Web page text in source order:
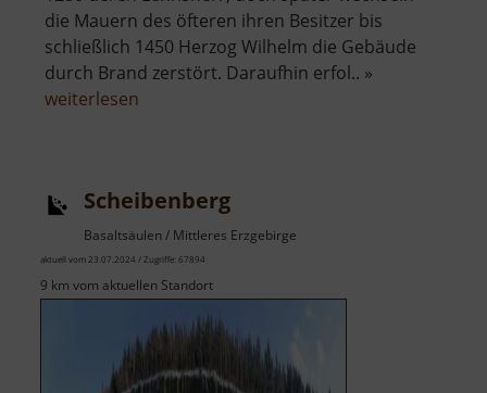
die Mauern des öfteren ihren Besitzer bis
schließlich 1450 Herzog Wilhelm die Gebäude
durch Brand zerstört. Daraufhin erfol.. »
weiterlesen
Scheibenberg
Basaltsäulen / Mittleres Erzgebirge
aktuell vom 23.07.2024 / Zugriffe: 67894
9 km vom aktuellen Standort